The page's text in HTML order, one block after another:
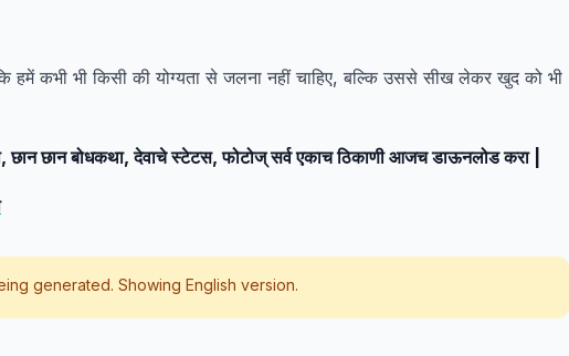
हमें कभी भी किसी की योग्यता से जलना नहीं चाहिए, बल्कि उससे सीख लेकर खुद को भी
छान बोधकथा, देवाचे स्टेटस, फोटोज् सर्व एकाच ठिकाणी आजच डाऊनलोड करा |
generated. Showing English version.